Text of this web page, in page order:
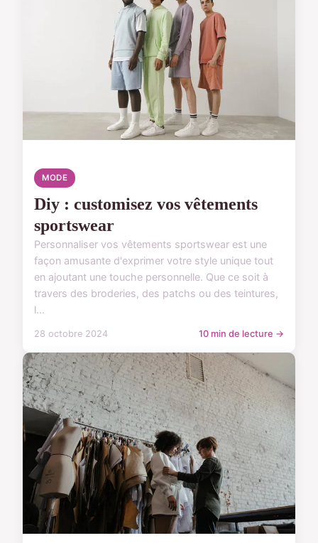
MODE
Diy : customisez vos vêtements
sportswear
Personnaliser vos vêtements sportswear est une
façon amusante d'exprimer votre style unique tout
en ajoutant une touche personnelle. Que ce soit à
travers des broderies, des patchs ou des teintures,
l...
28 octobre 2024 10 min de lecture →